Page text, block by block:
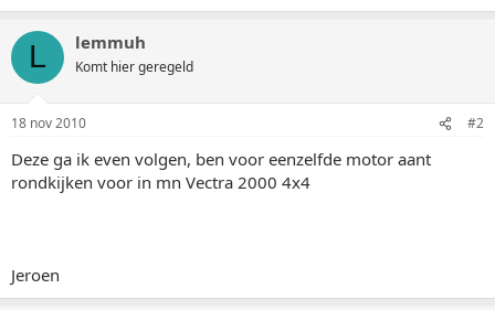
L lemmuh
Komt hier geregeld
18 nov 2010 #2
Deze ga ik even volgen, ben voor eenzelfde motor aant
rondkijken voor in mn Vectra 2000 4x4
Jeroen